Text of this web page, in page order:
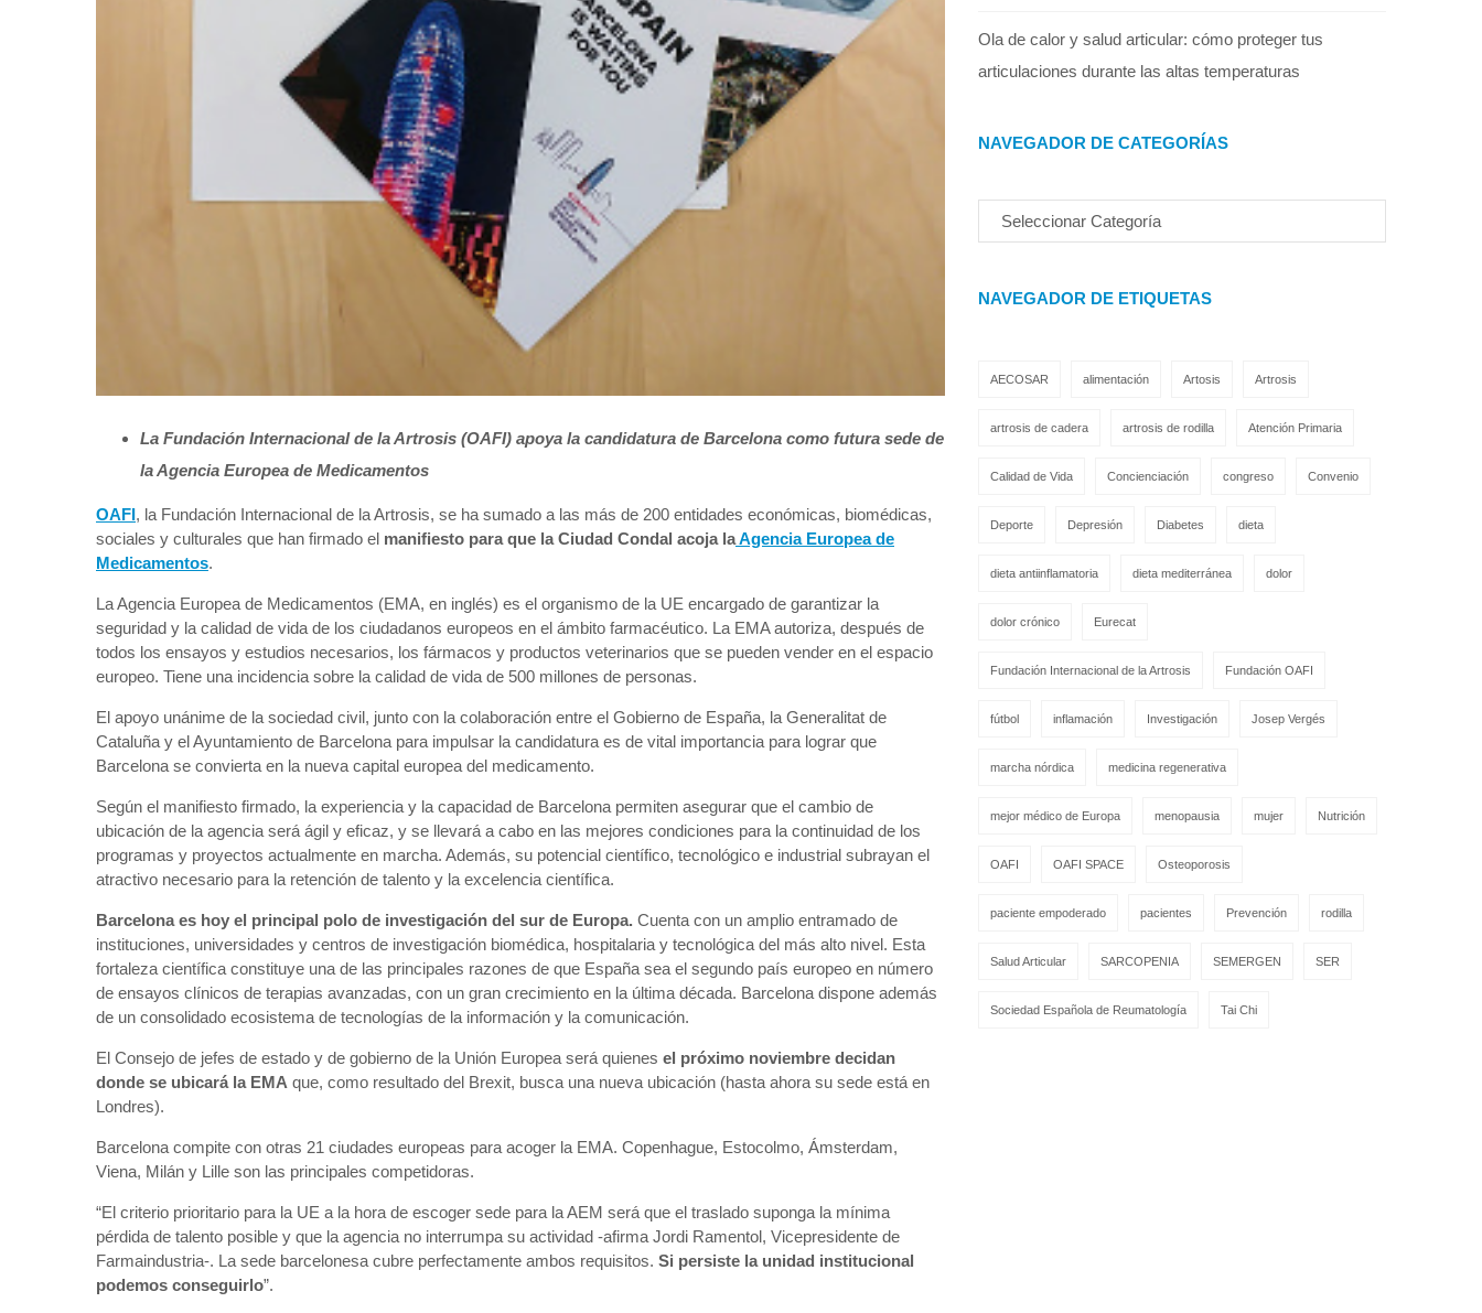
La Fundación Internacional de la Artrosis (OAFI) apoya la candidatura de Barcelona como futura sede de
la Agencia Europea de Medicamentos
OAFI , la Fundación Internacional de la Artrosis, se ha sumado a las más de 200 entidades económicas, biomédicas,
sociales y culturales que han firmado el manifiesto para que la Ciudad Condal acoja laAgencia Europea de
Medicamentos.
La Agencia Europea de Medicamentos (EMA, en inglés) es el organismo de la UE encargado de garantizar la
seguridad y la calidad de vida de los ciudadanos europeos en el ámbito farmacéutico. La EMA autoriza, después de
todos los ensayos y estudios necesarios, los fármacos y productos veterinarios que se pueden vender en el espacio
europeo. Tiene una incidencia sobre la calidad de vida de 500 millones de personas.
El apoyo unánime de la sociedad civil, junto con la colaboración entre el Gobierno de España, la Generalitat de
Cataluña y el Ayuntamiento de Barcelona para impulsar la candidatura es de vital importancia para lograr que
Barcelona se convierta en la nueva capital europea del medicamento.
Según el manifiesto firmado, la experiencia y la capacidad de Barcelona permiten asegurar que el cambio de
ubicación de la agencia será ágil y eficaz, y se llevará a cabo en las mejores condiciones para la continuidad de los
programas y proyectos actualmente en marcha. Además, su potencial científico, tecnológico e industrial subrayan el
atractivo necesario para la retención de talento y la excelencia científica.
Barcelona es hoy el principal polo de investigación del sur de Europa. Cuenta con un amplio entramado de
instituciones, universidades y centros de investigación biomédica, hospitalaria y tecnológica del más alto nivel. Esta
fortaleza científica constituye una de las principales razones de que España sea el segundo país europeo en número
de ensayos clínicos de terapias avanzadas, con un gran crecimiento en la última década. Barcelona dispone además
de un consolidado ecosistema de tecnologías de la información y la comunicación.
El Consejo de jefes de estado y de gobierno de la Unión Europea será quienes el próximo noviembre decidan
donde se ubicará la EMA que, como resultado del Brexit, busca una nueva ubicación (hasta ahora su sede está en
Londres).
Barcelona compite con otras 21 ciudades europeas para acoger la EMA. Copenhague, Estocolmo, Ámsterdam,
Viena, Milán y Lille son las principales competidoras.
“El criterio prioritario para la UE a la hora de escoger sede para la AEM será que el traslado suponga la mínima
pérdida de talento posible y que la agencia no interrumpa su actividad -afirma Jordi Ramentol, Vicepresidente de
Farmaindustria-. La sede barcelonesa cubre perfectamente ambos requisitos. Si persiste la unidad institucional
podemos conseguirlo”.
Ola de calor y salud articular: cómo proteger tus
articulaciones durante las altas temperaturas
NAVEGADOR DE CATEGORÍAS
NAVEGADOR DE ETIQUETAS
AECOSAR alimentación Artosis Artrosis
artrosis de cadera artrosis de rodilla Atención Primaria
Calidad de Vida Concienciación congreso Convenio
Deporte Depresión Diabetes dieta
dieta antiinflamatoria dieta mediterránea dolor
dolor crónico Eurecat
Fundación Internacional de la Artrosis Fundación OAFI
fútbol inflamación Investigación Josep Vergés
marcha nórdica medicina regenerativa
mejor médico de Europa menopausia mujer Nutrición
OAFI OAFI SPACE Osteoporosis
paciente empoderado pacientes Prevención rodilla
Salud Articular SARCOPENIA SEMERGEN SER
Sociedad Española de Reumatología Tai Chi